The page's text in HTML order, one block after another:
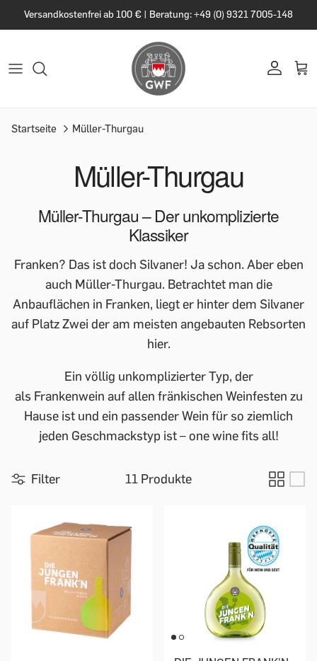
Versandkostenfrei ab 100 € | Beratung: +49 (0) 9321 7005-148
Startseite Müller-Thurgau
Müller-Thurgau
Müller-Thurgau – Der unkomplizierte
Klassiker
Franken? Das ist doch Silvaner! Ja schon. Aber eben
auch Müller-Thurgau. Betrachtet man die
Anbauflächen in Franken, liegt er hinter dem Silvaner
auf Platz Zwei der am meisten angebauten Rebsorten
hier.
Ein völlig unkomplizierter Typ, der
als Frankenwein auf allen fränkischen Weinfesten zu
Hause ist und ein passender Wein für so ziemlich
jeden Geschmackstyp ist – one wine fits all!
Filter 11 Produkte